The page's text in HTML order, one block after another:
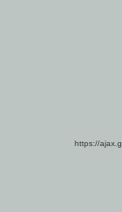
https://